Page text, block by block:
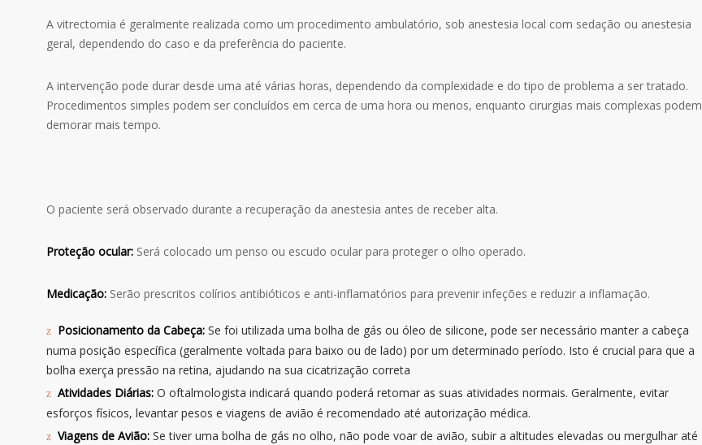
A vitrectomia é geralmente realizada como um procedimento ambulatório, sob anestesia local com sedação ou anestesia
geral, dependendo do caso e da preferência do paciente.
A intervenção pode durar desde uma até várias horas, dependendo da complexidade e do tipo de problema a ser tratado.
Procedimentos simples podem ser concluídos em cerca de uma hora ou menos, enquanto cirurgias mais complexas podem
demorar mais tempo.
O paciente será observado durante a recuperação da anestesia antes de receber alta.
Proteção ocular: Será colocado um penso ou escudo ocular para proteger o olho operado.
Medicação: Serão prescritos colírios antibióticos e anti-inflamatórios para prevenir infeções e reduzir a inflamação.
Posicionamento da Cabeça: Se foi utilizada uma bolha de gás ou óleo de silicone, pode ser necessário manter a cabeça
numa posição específica (geralmente voltada para baixo ou de lado) por um determinado período. Isto é crucial para que a
bolha exerça pressão na retina, ajudando na sua cicatrização correta
Atividades Diárias: O oftalmologista indicará quando poderá retomar as suas atividades normais. Geralmente, evitar
esforços físicos, levantar pesos e viagens de avião é recomendado até autorização médica.
Viagens de Avião: Se tiver uma bolha de gás no olho, não pode voar de avião, subir a altitudes elevadas ou mergulhar até